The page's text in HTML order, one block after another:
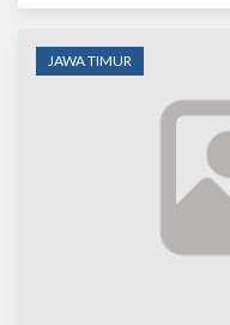
JAWA TIMUR